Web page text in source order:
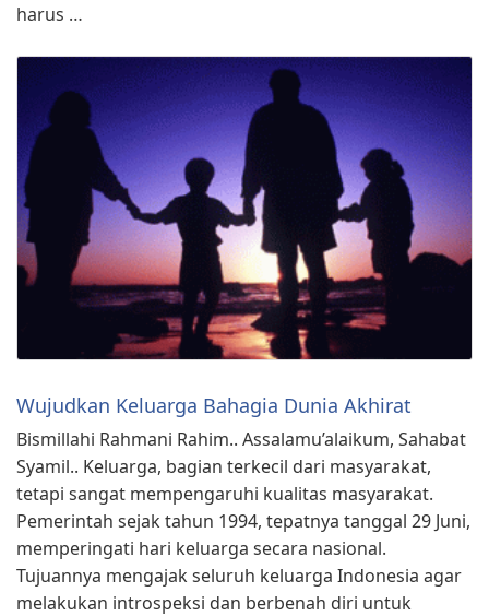
harus …
Wujudkan Keluarga Bahagia Dunia Akhirat
Bismillahi Rahmani Rahim.. Assalamu’alaikum, Sahabat
Syamil.. Keluarga, bagian terkecil dari masyarakat,
tetapi sangat mempengaruhi kualitas masyarakat.
Pemerintah sejak tahun 1994, tepatnya tanggal 29 Juni,
memperingati hari keluarga secara nasional.
Tujuannya mengajak seluruh keluarga Indonesia agar
melakukan introspeksi dan berbenah diri untuk